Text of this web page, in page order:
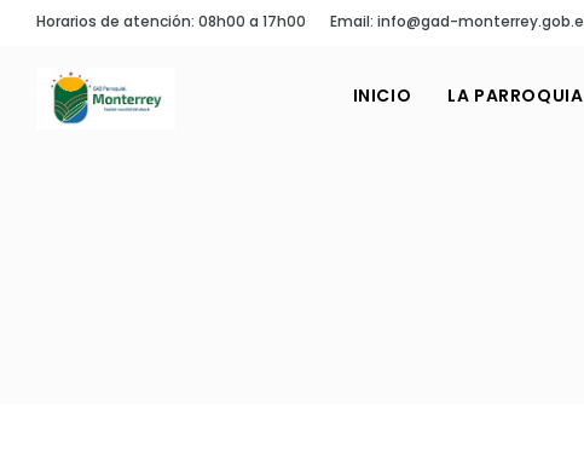
Horarios de atención: 08h00 a 17h00 Email: info@gad-
INICIO LA PARROQUIA